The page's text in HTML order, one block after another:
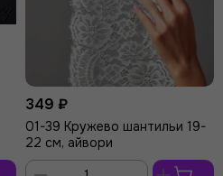
349 ₽
01-39 Кружево шантильи 19-
22 см, айвори